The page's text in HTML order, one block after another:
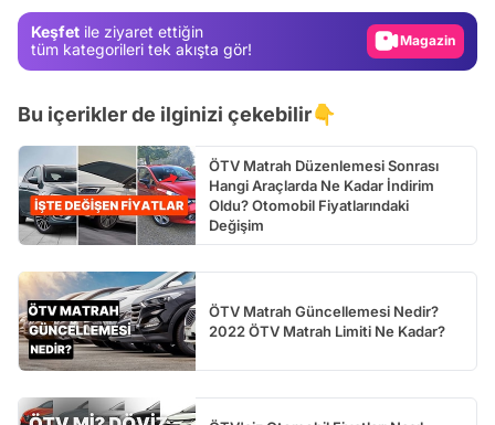
Keşfet ile ziyaret ettiğin
tüm kategorileri tek akışta gör!
Magazin
Video
Bu içerikler de ilginizi çekebilir👇
ÖTV Matrah Düzenlemesi Sonrası
Hangi Araçlarda Ne Kadar İndirim
Oldu? Otomobil Fiyatlarındaki
Değişim
ÖTV Matrah Güncellemesi Nedir?
2022 ÖTV Matrah Limiti Ne Kadar?